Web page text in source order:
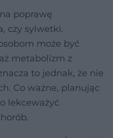
poprawę
czy sylwetki.
może być
metabolizm z
to jednak, że nie
Co ważne, planując
lekceważyć